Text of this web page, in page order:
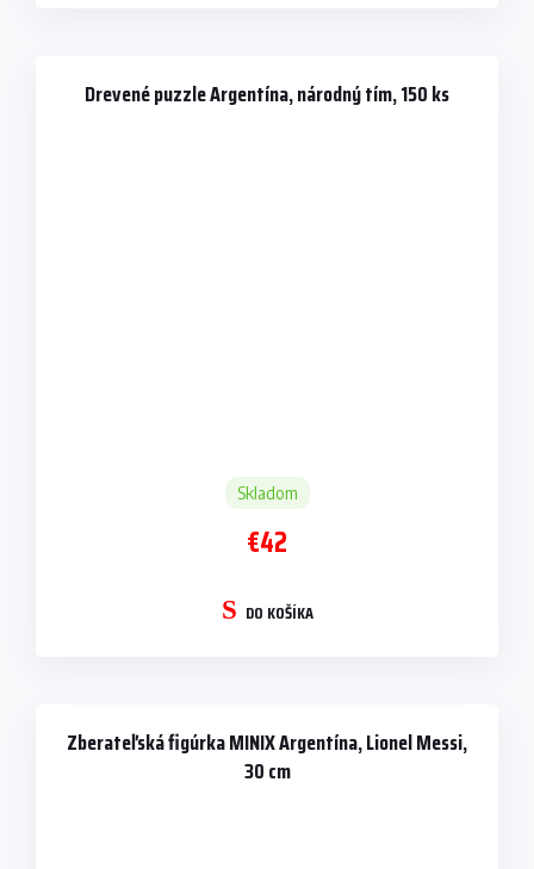
Drevené puzzle Argentína, národný tím, 150 ks
Skladom
€42
DO KOŠÍKA
Zberateľská figúrka MINIX Argentína, Lionel Messi,
30 cm